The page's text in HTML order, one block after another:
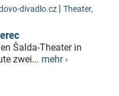
divadlo.cz | Theater,
Šalda-Theater in
zwei... mehr ›